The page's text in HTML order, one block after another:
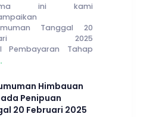
ini kami
Tanggal 20
2025
Pembayaran Tahap
Himbauan
Penipuan
20 Februari 2025